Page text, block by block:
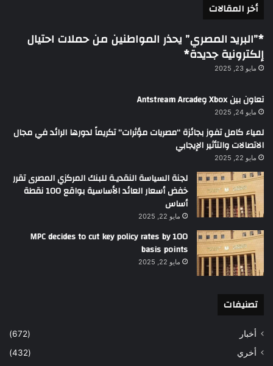
أخر المقالات
*”البريد المصري” يحذر المواطنين من حملات احتيال
إلكترونية جديدة*
مايو 23, 2025
تعاون بين Xbox وAntstream Arcade
مايو 24, 2025
لمياء كامل تفوز بجائزة “مصريات مؤثرات” تكريماً لدورها الرائد في مجال
الاتصالات والتأثير الإيجابي
مايو 22, 2025
لجنة السياسة النقديـة للبنك المركزي المصرى تقرر
خفض أسعار العائد الأساسية بواقع 100 نقطة
أساس
مايو 22, 2025
MPC decides to cut key policy rates by 100
basis points
مايو 22, 2025
تصنيفات
أخبار
(672)
أخري
(432)